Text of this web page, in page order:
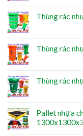
Thùng rác
Thùng rác
Thùng rác
Pallet nhựa